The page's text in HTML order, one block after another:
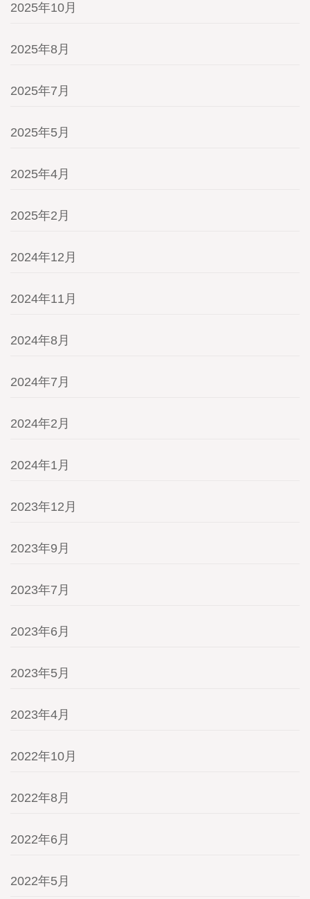
2025年10月
2025年8月
2025年7月
2025年5月
2025年4月
2025年2月
2024年12月
2024年11月
2024年8月
2024年7月
2024年2月
2024年1月
2023年12月
2023年9月
2023年7月
2023年6月
2023年5月
2023年4月
2022年10月
2022年8月
2022年6月
2022年5月